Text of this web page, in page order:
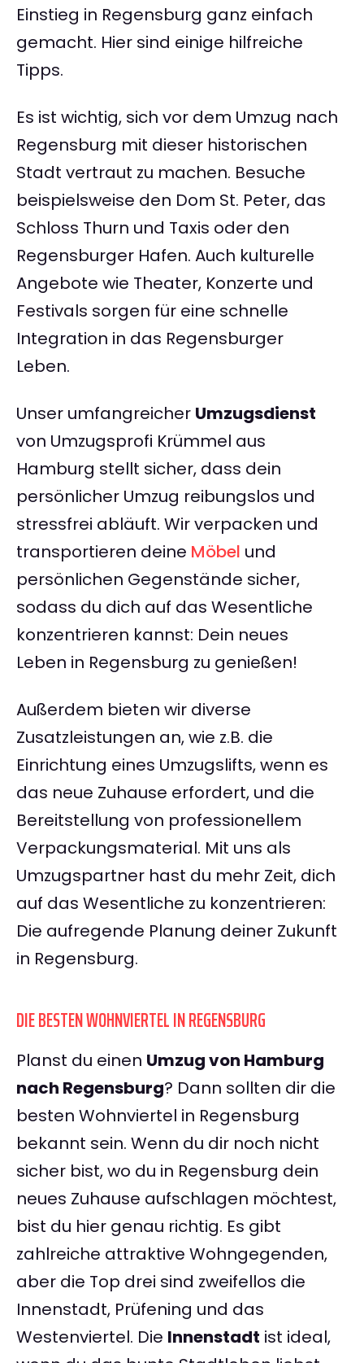
Einstieg in Regensburg ganz einfach
gemacht. Hier sind einige hilfreiche
Tipps.
Es ist wichtig, sich vor dem Umzug nach
Regensburg mit dieser historischen
Stadt vertraut zu machen. Besuche
beispielsweise den Dom St. Peter, das
Schloss Thurn und Taxis oder den
Regensburger Hafen. Auch kulturelle
Angebote wie Theater, Konzerte und
Festivals sorgen für eine schnelle
Integration in das Regensburger
Leben.
Unser umfangreicher Umzugsdienst
von Umzugsprofi Krümmel aus
Hamburg stellt sicher, dass dein
persönlicher Umzug reibungslos und
stressfrei abläuft. Wir verpacken und
transportieren deine Möbel und
persönlichen Gegenstände sicher,
sodass du dich auf das Wesentliche
konzentrieren kannst: Dein neues
Leben in Regensburg zu genießen!
Außerdem bieten wir diverse
Zusatzleistungen an, wie z.B. die
Einrichtung eines Umzugslifts, wenn es
das neue Zuhause erfordert, und die
Bereitstellung von professionellem
Verpackungsmaterial. Mit uns als
Umzugspartner hast du mehr Zeit, dich
auf das Wesentliche zu konzentrieren:
Die aufregende Planung deiner Zukunft
in Regensburg.
DIE BESTEN WOHNVIERTEL IN REGENSBURG
Planst du einen Umzug von Hamburg
nach Regensburg? Dann sollten dir die
besten Wohnviertel in Regensburg
bekannt sein. Wenn du dir noch nicht
sicher bist, wo du in Regensburg dein
neues Zuhause aufschlagen möchtest,
bist du hier genau richtig. Es gibt
zahlreiche attraktive Wohngegenden,
aber die Top drei sind zweifellos die
Innenstadt, Prüfening und das
Westenviertel. Die Innenstadt ist ideal,